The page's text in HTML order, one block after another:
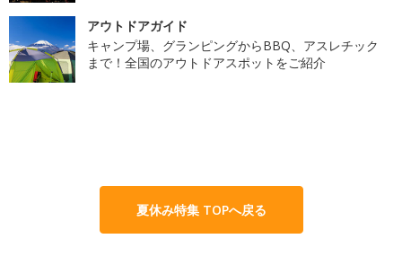
アウトドアガイド
キャンプ場、グランピングからBBQ、アスレチック
まで！全国のアウトドアスポットをご紹介
夏休み特集 TOPへ戻る